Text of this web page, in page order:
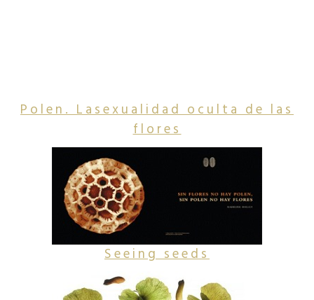
Polen. Lasexualidad oculta de las
flores
Seeing seeds